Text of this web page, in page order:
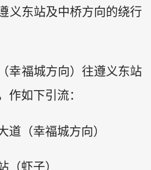
义东站及中桥方向的绕行
幸福城方向）往遵义东站
作如下引流：
道（幸福城方向）
（虾子）